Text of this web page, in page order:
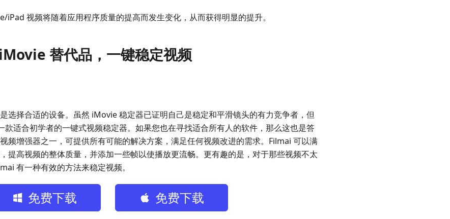
iPad 视频将随着应用程序质量的提高而发生变化，从而获得明显的提升。
替代品，一键稳定视频
选择合适的设备。虽然 iMovie 稳定器已证明自己是稳定和平滑镜头的有力竞争者，但
适合初学者的一键式视频稳定器。如果您也在寻找适合所有人的软件，那么这也是答
频增强器之一，可提供所有可能的解决方案，满足任何视频改进的需求。Filmai 可以满
提高视频的整体质量，并添加一些帧以使播放更流畅。更有趣的是，对于那些视频不太
有一种有效的方法来稳定视频。
免费下载 免费下载